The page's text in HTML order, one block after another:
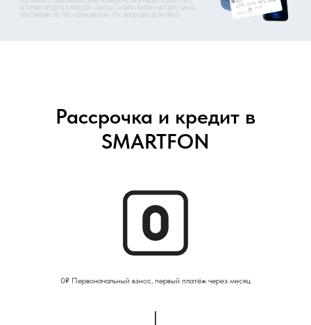
Рассрочка и кредит в
SMARTFON
0₽ Первоначальный взнос, первый платёж через месяц